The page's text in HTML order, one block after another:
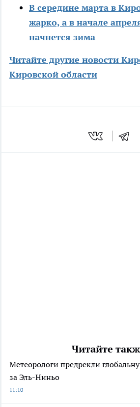
В середине марта в
жарко, а в начале
начнется зима
Читайте другие новости
Кировской области
Читайте
Метеорологи предрекли
за Эль-Ниньо
11:10